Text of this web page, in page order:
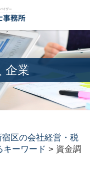
企業
区の会社経営・税
キーワード > 資金調